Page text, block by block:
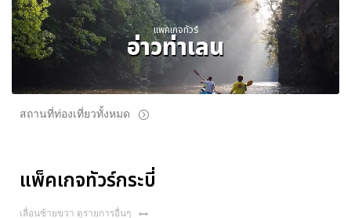
แพคเกจทัวร์
อ่าวท่าเลน
สถานที่ท่องเที่ยวทั้งหมด
แพ็คเกจทัวร์กระบี่
เลื่อนซ้ายขวา ดูรายการอื่นๆ